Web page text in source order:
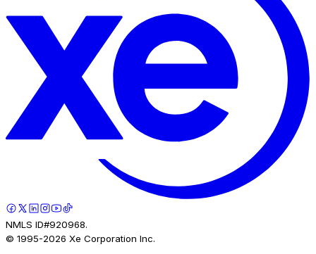
NMLS ID#920968.
© 1995-2026 Xe Corporation Inc.